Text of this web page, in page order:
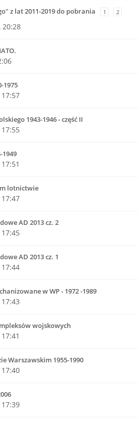
z lat 2011-2019 do pobrania 1 2
20:28
1975
1943-1946 - część II
1949
lotnictwie
AD 2013 cz. 2
AD 2013 cz. 1
w WP - 1972 -1989
wojskowych
Warszawskim 1955-1990